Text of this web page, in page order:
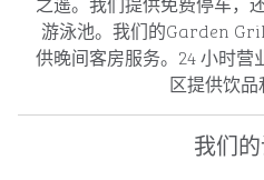
游泳池。我们的Garden
供晚间客房服务。24 小时
区提供饮品
我们